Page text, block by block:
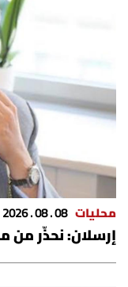
محليات 08 . 08 . 2026
إرسلان: نحذّر من